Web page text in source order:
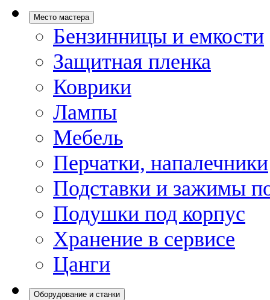
Место мастера
Бензинницы и емкости
Защитная пленка
Коврики
Лампы
Мебель
Перчатки, напалечники
Подставки и зажимы
Подушки под корпус
Хранение в сервисе
Цанги
Оборудование и станки